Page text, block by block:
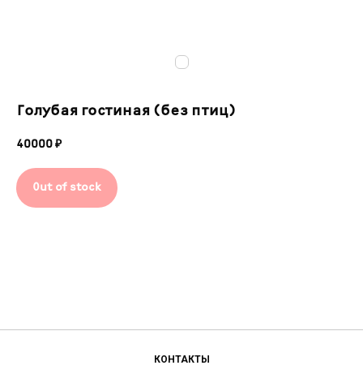
Голубая гостиная (без птиц)
40000 ₽
Out of stock
КОНТАКТЫ